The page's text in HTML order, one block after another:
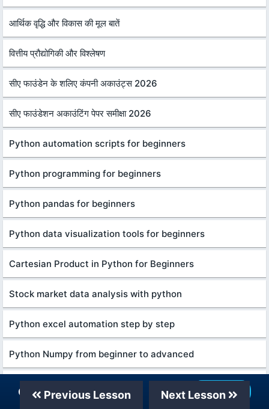
आर्थिक वृद्धि और विकास की मूल बातें
वित्तीय प्रौद्योगिकी और विश्लेषण
सीए फाउंडेन के शलिए कंपनी अकाउंट्स 2026
सीए फाउंडेशन अकाउंटिंग पेपर समीक्षा 2026
Python automation scripts for beginners
Python programming for beginners
Python pandas for beginners
Python data visualization tools for beginners
Cartesian Product in Python for Beginners
Stock market data analysis with python
Python excel automation step by step
Python Numpy from beginner to advanced
Data Science with Python Step by Step
Previous Lesson Next Lesson
Our Telegram Channel Join Now